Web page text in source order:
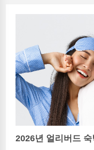
2026년 얼리버드